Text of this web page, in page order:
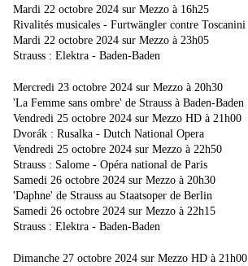
Mardi 22 octobre 2024 sur Mezzo à 16h25
Rivalités musicales - Furtwängler contre Toscanini
Mardi 22 octobre 2024 sur Mezzo à 23h05
Strauss : Elektra - Baden-Baden
Mercredi 23 octobre 2024 sur Mezzo à 20h30
'La Femme sans ombre' de Strauss à Baden-Baden
Vendredi 25 octobre 2024 sur Mezzo HD à 21h00
Dvorák : Rusalka - Dutch National Opera
Vendredi 25 octobre 2024 sur Mezzo à 22h50
Strauss : Salome - Opéra national de Paris
Samedi 26 octobre 2024 sur Mezzo à 20h30
'Daphne' de Strauss au Staatsoper de Berlin
Samedi 26 octobre 2024 sur Mezzo à 22h15
Strauss : Elektra - Baden-Baden
Dimanche 27 octobre 2024 sur Mezzo HD à 21h00